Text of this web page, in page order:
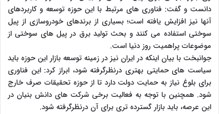
دانست و گفت: فناوری های مرتبط با این حوزه توسعه و کاربردهای
آنها نیز افزایش یافته است؛ بسیاری از برندهای خودروسازی از پیل
سوختی استفاده می کنند و بحث تولید برق در پیل های سوختی از
موضوعات پراهمیت روز دنیا است.
جوانبخت با بیان اینکه در ایران نیز در زمینه توسعه بازار این حوزه باید
سیاست های حمایتی بهتری درنظرگرفته شود، ابراز کرد: این فناوری
برای بلوغ نیاز به حمایت دولت دارد تا از حوزه تحقیقات صرف خارج
شود. همچنین با توجه به فعالیت برخی شرکت های دانش بنیان در
این عرصه، باید بازار گسترده تری برای آن درنظرگرفته شود.